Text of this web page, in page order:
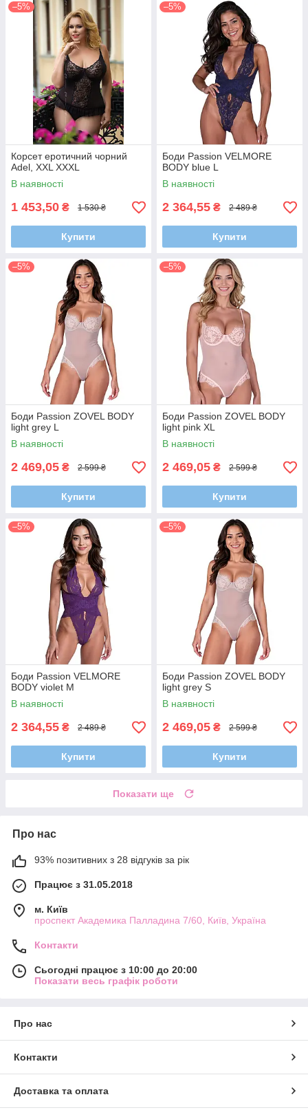
–5%
Корсет еротичний чорний
Adel, XXL XXXL
В наявності
1 453,50 ₴ 1 530 ₴
Купити
–5%
Боди Passion VELMORE
BODY blue L
В наявності
2 364,55 ₴ 2 489 ₴
Купити
–5%
Боди Passion ZOVEL BODY
light grey L
В наявності
2 469,05 ₴ 2 599 ₴
Купити
–5%
Боди Passion ZOVEL BODY
light pink XL
В наявності
2 469,05 ₴ 2 599 ₴
Купити
–5%
Боди Passion VELMORE
BODY violet M
В наявності
2 364,55 ₴ 2 489 ₴
Купити
–5%
Боди Passion ZOVEL BODY
light grey S
В наявності
2 469,05 ₴ 2 599 ₴
Купити
Показати ще
Про нас
93% позитивних з 28 відгуків за рік
Працює з 31.05.2018
м. Київ
проспект Академика Палладина 7/60, Київ, Україна
Контакти
Сьогодні працює з 10:00 до 20:00
Показати весь графік роботи
Про нас
Контакти
Доставка та оплата